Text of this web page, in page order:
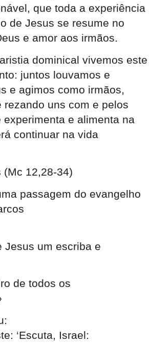
que toda a experiência
de Jesus se resume no
e amor aos irmãos.
dominical vivemos este
juntos louvamos e
e agimos como irmãos,
rezando uns com e pelos
experimenta e alimenta na
continuar na vida
(Mc 12,28-34)
passagem do evangelho
Jesus um escriba e
de todos os
‘Escuta, Israel: